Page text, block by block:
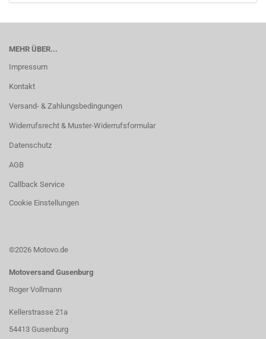
MEHR ÜBER...
Impressum
Kontakt
Versand- & Zahlungsbedingungen
Widerrufsrecht & Muster-Widerrufsformular
Datenschutz
AGB
Callback Service
Cookie Einstellungen
©2026 Motovo.de
Motoversand Gusenburg
Roger Vollmann
Kellerstrasse 21a
54413 Gusenburg